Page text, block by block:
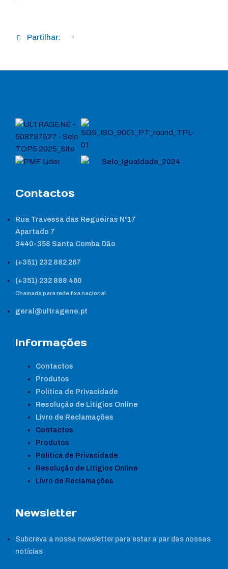
Partilhar:
Contactos
Rua Travessa das Regueiras Nº17
Apartado 7
3440-358 Santa Comba Dão
(+351) 232 882 267
(+351) 232 888 460
Chamada para rede fixa nacional
geral@ultragene.pt
Informações
Contactos
Produtos
Política de Privacidade
Resolução de Litígios Online
Livro de Reclamações
Contactos
Produtos
Política de Privacidade
Resolução de Litígios Online
Livro de Reclamações
Newsletter
Subcreva a nossa newsletter para estar a par das nossas
notícias